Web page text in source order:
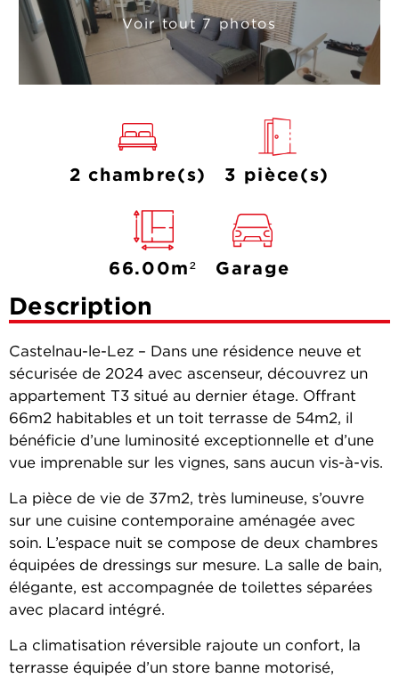
Voir tout 7 photos
2 chambre(s) 3 pièce(s)
66.00m² Garage
Description
Castelnau-le-Lez – Dans une résidence neuve et
sécurisée de 2024 avec ascenseur, découvrez un
appartement T3 situé au dernier étage. Offrant
66m2 habitables et un toit terrasse de 54m2, il
bénéficie d’une luminosité exceptionnelle et d’une
vue imprenable sur les vignes, sans aucun vis-à-vis.
La pièce de vie de 37m2, très lumineuse, s’ouvre
sur une cuisine contemporaine aménagée avec
soin. L’espace nuit se compose de deux chambres
équipées de dressings sur mesure. La salle de bain,
élégante, est accompagnée de toilettes séparées
avec placard intégré.
La climatisation réversible rajoute un confort, la
terrasse équipée d’un store banne motorisé,